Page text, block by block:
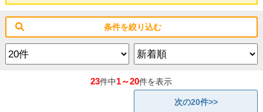
条件を絞り込む
23件中1～20件を表示
次の20件>>